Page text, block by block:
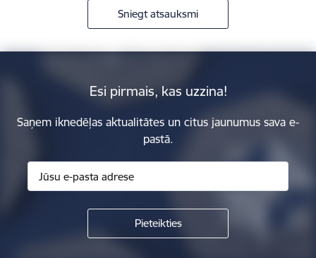
Sniegt atsauksmi
Esi pirmais, kas uzzina!
Saņem iknedēļas aktualitātes un citus jaunumus sava e-
pastā.